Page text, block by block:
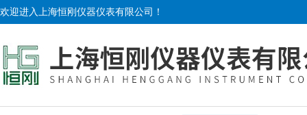
欢迎进入上海恒刚仪器仪表有限公司！